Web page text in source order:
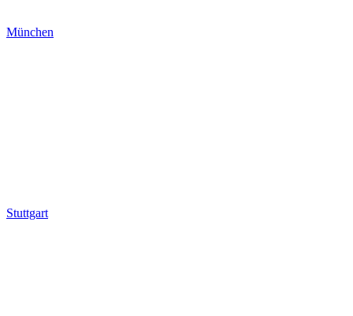
München
Stuttgart